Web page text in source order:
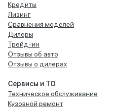
Кредиты
Лизинг
Сравнения моделей
Дилеры
Трейд-ин
Отзывы об авто
Отзывы о дилерах
Сервисы и ТО
Техническое обслуживание
Кузовной ремонт